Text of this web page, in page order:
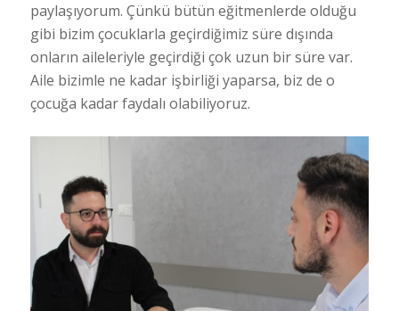
paylaşıyorum. Çünkü bütün eğitmenlerde olduğu
gibi bizim çocuklarla geçirdiğimiz süre dışında
onların aileleriyle geçirdiği çok uzun bir süre var.
Aile bizimle ne kadar işbirliği yaparsa, biz de o
çocuğa kadar faydalı olabiliyoruz.